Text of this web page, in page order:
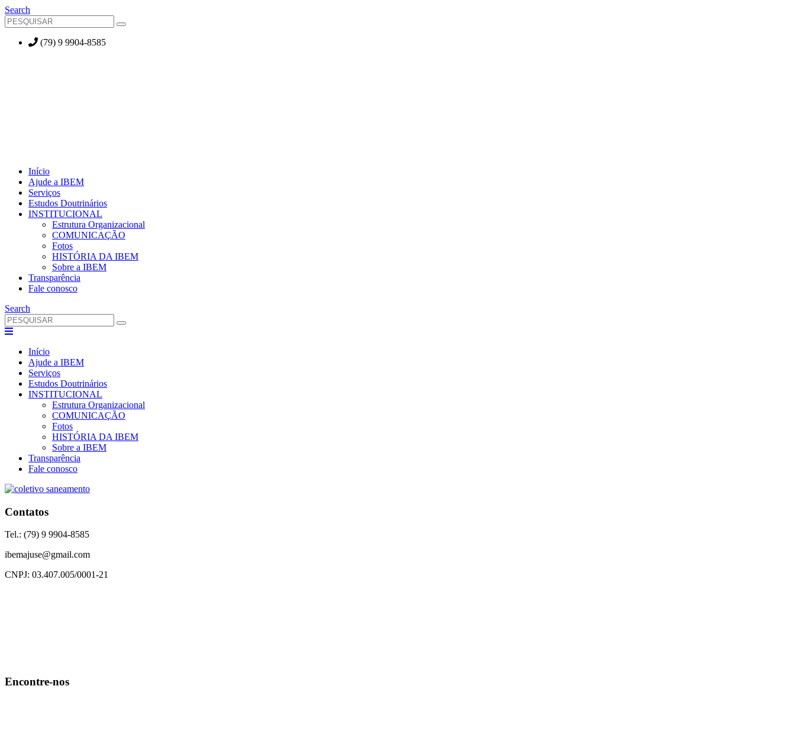
Search
(79) 9 9904-8585
Início
Ajude a IBEM
Serviços
Estudos Doutrinários
INSTITUCIONAL
Estrutura Organizacional
COMUNICAÇÃO
Fotos
HISTÓRIA DA IBEM
Sobre a IBEM
Transparência
Fale conosco
Search
Início
Ajude a IBEM
Serviços
Estudos Doutrinários
INSTITUCIONAL
Estrutura Organizacional
COMUNICAÇÃO
Fotos
HISTÓRIA DA IBEM
Sobre a IBEM
Transparência
Fale conosco
Contatos
Tel.: (79) 9 9904-8585
ibemajuse@gmail.com
CNPJ: 03.407.005/0001-21
Encontre-nos